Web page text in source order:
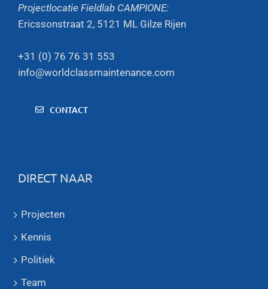
Projectlocatie Fieldlab CAMPIONE:
Ericssonstraat 2, 5121 ML Gilze Rijen
+31 (0) 76 76 31 553
info@worldclassmaintenance.com
CONTACT
DIRECT NAAR
Projecten
Kennis
Politiek
Team